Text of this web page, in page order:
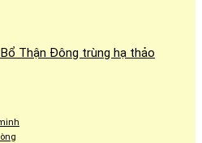
Thận Đông trùng hạ thảo